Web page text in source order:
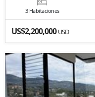
3 Habitaciones
US$2,200,000USD